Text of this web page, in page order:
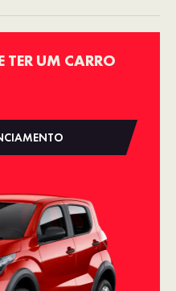
TER UM CARRO